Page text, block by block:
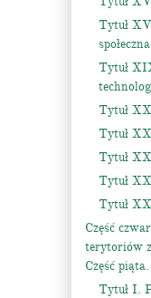
Tytuł
Tytuł
Tytuł
Tytuł
Tytuł
Tytuł
Tytuł
Część
terytoriów
Część
Tytuł I.